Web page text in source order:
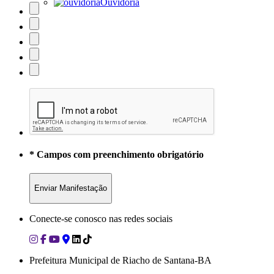
Ouvidoria
* Campos com preenchimento obrigatório
Conecte-se conosco nas redes sociais
Prefeitura Municipal de Riacho de Santana-BA